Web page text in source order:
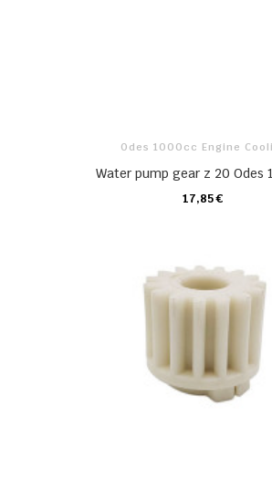
Odes 1000cc Engine
Water pump gear z 20 Odes
17,85 €
KARTE